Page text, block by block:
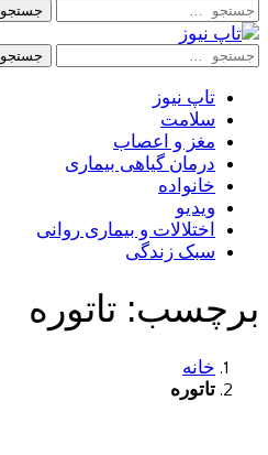
جستجو
جستجو
تاپ نیوز
سلامت
مغز و اعصاب
درمان گیاهی بیماری
خانواده
ویدیو
اختلالات و بیماری روانی
سبک زندگی
برچسب: تاتوره
خانه
تاتوره